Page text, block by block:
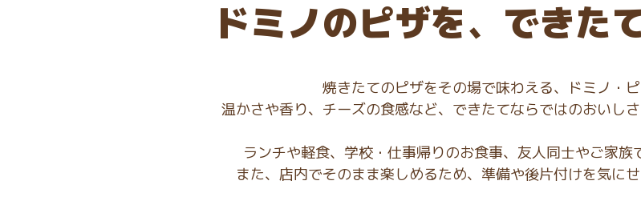
ドミノのピザを、できた
焼きたてのピザをその場で味わえる、ドミノ・ピ
温かさや香り、チーズの食感など、できたてならではのおいし
ランチや軽食、学校・仕事帰りのお食事、友人同士やご家族
また、店内でそのまま楽しめるため、準備や後片付けを気に